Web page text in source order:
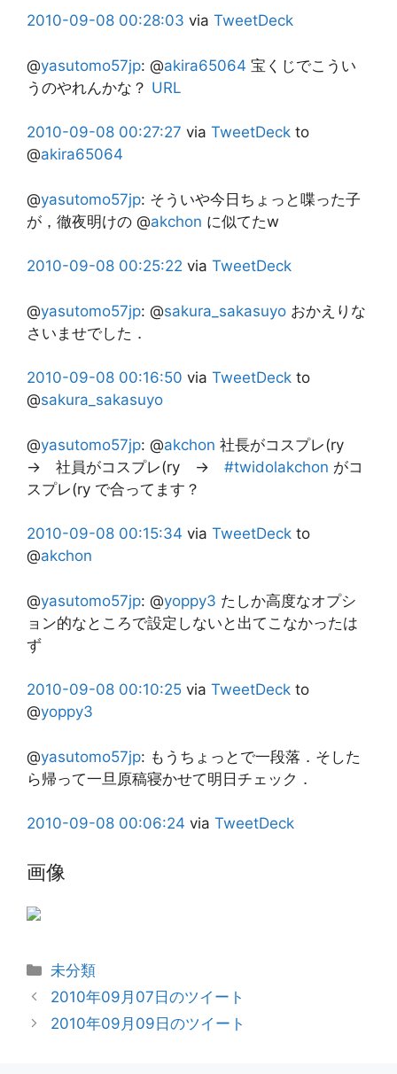
2010-09-08 00:28:03 via TweetDeck
@yasutomo57jp: @akira65064 宝くじでこうい
うのやれんかな？ URL
2010-09-08 00:27:27 via TweetDeck to
@akira65064
@yasutomo57jp: そういや今日ちょっと喋った子
が，徹夜明けの @akchon に似てたw
2010-09-08 00:25:22 via TweetDeck
@yasutomo57jp: @sakura_sakasuyo おかえりな
さいませでした．
2010-09-08 00:16:50 via TweetDeck to
@sakura_sakasuyo
@yasutomo57jp: @akchon 社長がコスプレ(ry
→ 社員がコスプレ(ry → #twidolakchon がコ
スプレ(ry で合ってます？
2010-09-08 00:15:34 via TweetDeck to
@akchon
@yasutomo57jp: @yoppy3 たしか高度なオプシ
ョン的なところで設定しないと出てこなかったは
ず
2010-09-08 00:10:25 via TweetDeck to
@yoppy3
@yasutomo57jp: もうちょっとで一段落．そした
ら帰って一旦原稿寝かせて明日チェック．
2010-09-08 00:06:24 via TweetDeck
画像
カ
テ
リ
未分類
2010年09月07日のツイート
2010年09月09日のツイート